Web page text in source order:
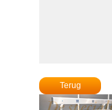
Terug